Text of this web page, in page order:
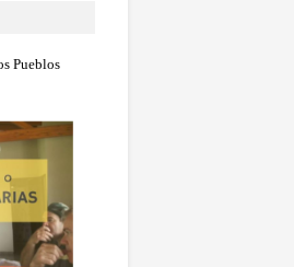
Pueblos